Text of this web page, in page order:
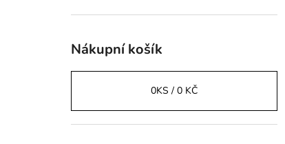
Nákupní košík
0KS / 0 KČ